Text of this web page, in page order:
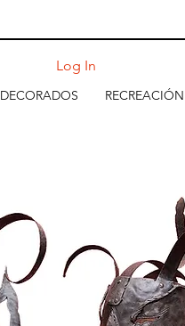
DECORADOS RECREACIÓN
Log In